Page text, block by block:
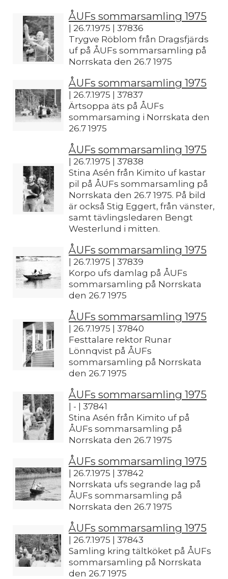
ÅUFs sommarsamling 1975
| 26.7.1975 | 37836
Trygve Röblom från Dragsfjärds
uf på ÅUFs sommarsamling på
Norrskata den 26.7 1975
ÅUFs sommarsamling 1975
| 26.7.1975 | 37837
Ärtsoppa äts på ÅUFs
sommarsaming i Norrskata den
26.7 1975
ÅUFs sommarsamling 1975
| 26.7.1975 | 37838
Stina Asén från Kimito uf kastar
pil på ÅUFs sommarsamling på
Norrskata den 26.7 1975. På bild
är också Stig Eggert, från vänster,
samt tävlingsledaren Bengt
Westerlund i mitten.
ÅUFs sommarsamling 1975
| 26.7.1975 | 37839
Korpo ufs damlag på ÅUFs
sommarsamling på Norrskata
den 26.7 1975
ÅUFs sommarsamling 1975
| 26.7.1975 | 37840
Festtalare rektor Runar
Lönnqvist på ÅUFs
sommarsamling på Norrskata
den 26.7 1975
ÅUFs sommarsamling 1975
| - | 37841
Stina Asén från Kimito uf på
ÅUFs sommarsamling på
Norrskata den 26.7 1975
ÅUFs sommarsamling 1975
| 26.7.1975 | 37842
Norrskata ufs segrande lag på
ÅUFs sommarsamling på
Norrskata den 26.7 1975
ÅUFs sommarsamling 1975
| 26.7.1975 | 37843
Samling kring tältköket på ÅUFs
sommarsamling på Norrskata
den 26.7 1975